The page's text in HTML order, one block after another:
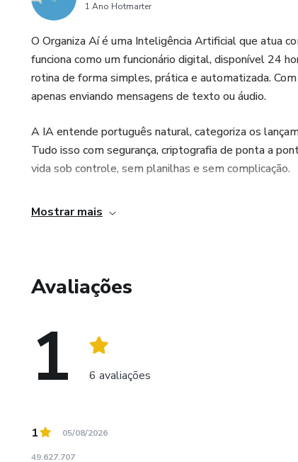
1 Ano Hotmarter
O Organiza Aí é uma Inteligência Artificial que atua
funciona como um funcionário digital, disponível 24
rotina de forma simples, prática e automatizada.
apenas enviando mensagens de texto ou áudio.
A IA entende português natural, categoriza os
Tudo isso com segurança, criptografia de ponta a
vida sob controle, sem planilhas e sem complicação.
Mostrar mais
Avaliações
1 6 avaliações
1 05/08/2026
49.627.707